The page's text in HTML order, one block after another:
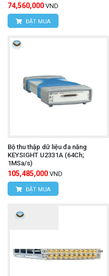
74,560,000 VND
ĐẶT MUA
Bộ thu thập dữ liệu đa năng
KEYSIGHT U2331A (64Ch;
1MSa/s)
105,485,000 VND
ĐẶT MUA